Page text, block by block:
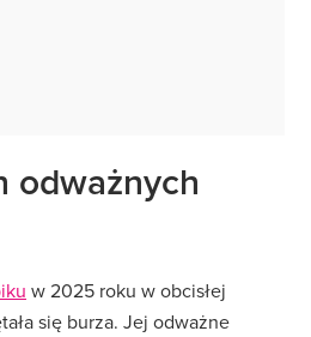
odważnych
w 2025 roku w obcisłej
się burza. Jej odważne